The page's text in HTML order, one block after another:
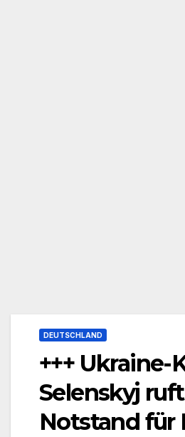
DEUTSCHLAND
+++ Ukraine-
Selenskyj
Notstand für